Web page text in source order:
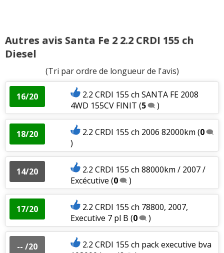
Autres avis Santa Fe 2 2.2 CRDI 155 ch
Diesel
(Tri par ordre de longueur de l'avis)
16/20
2.2 CRDI 155 ch SANTA FE 2008
4WD 155CV FINIT (5 )
18/20 2.2 CRDI 155 ch 2006 82000km (0
)
14/20
2.2 CRDI 155 ch 88000km / 2007 /
Excécutive (0 )
17/20
2.2 CRDI 155 ch 78800, 2007,
Executive 7 pl B (0 )
-- /20
2.2 CRDI 155 ch pack executive bva